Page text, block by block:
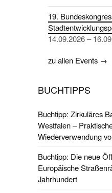
19.
14.09.2026 –
zu allen Events →
BUCHTIPPS
Buchtipp: Zirkuläres
Westfalen –
Wiederverwendung
Buchtipp: Die neue
Europäische
Jahrhundert